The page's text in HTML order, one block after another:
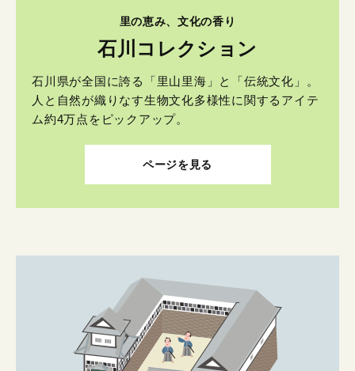
里の恵み、文化の香り
石川コレクション
石川県が全国に誇る「里山里海」と「伝統文化」。
人と自然が織りなす生物文化多様性に関するアイテ
ム約4万点をピックアップ。
ページを見る